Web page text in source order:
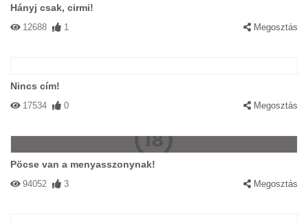
Hányj csak, cirmi!
12688 1 Megosztás
Nincs cím!
17534 0 Megosztás
Pöcse van a menyasszonynak!
94052 3 Megosztás